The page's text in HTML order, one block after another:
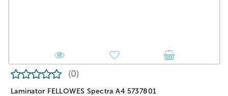
Laminator FELLOWES Spectra A4 5737801
(0)